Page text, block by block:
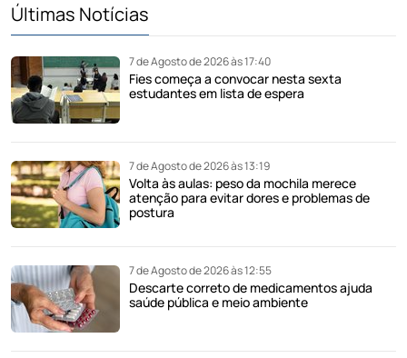
Últimas Notícias
7 de Agosto de 2026 às 17:40
Fies começa a convocar nesta sexta
estudantes em lista de espera
7 de Agosto de 2026 às 13:19
Volta às aulas: peso da mochila merece
atenção para evitar dores e problemas de
postura
7 de Agosto de 2026 às 12:55
Descarte correto de medicamentos ajuda
saúde pública e meio ambiente